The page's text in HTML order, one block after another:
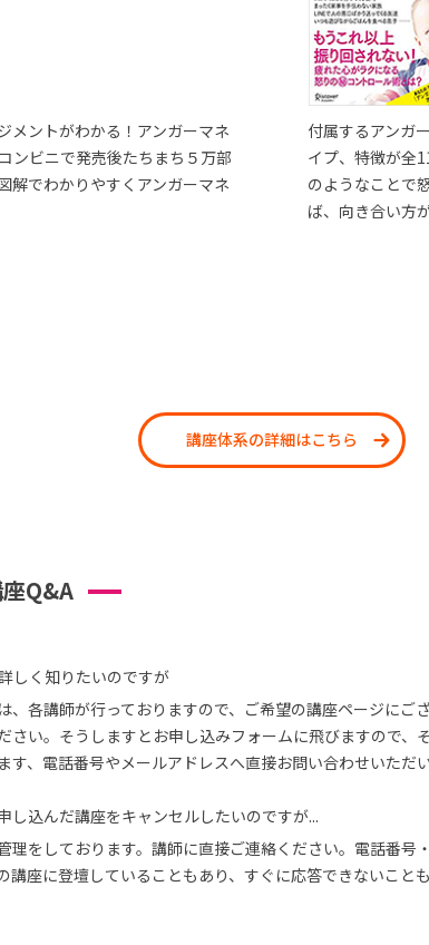
メントがわかる！アンガーマネ
ンビニで発売後たちまち５万部
解でわかりやすくアンガーマネ
付属するアンガ
イプ、特徴が全
のようなことで
ば、向き合い方
講座体系の詳細はこちら
Q&A
しく知りたいのですが
、各講師が行っておりますので、ご希望の講座ページにご
さい。そうしますとお申し込みフォームに飛びますので、
す、電話番号やメールアドレスへ直接お問い合わせいただ
し込んだ講座をキャンセルしたいのですが...
理をしております。講師に直接ご連絡ください。電話番号
講座に登壇していることもあり、すぐに応答できないこと